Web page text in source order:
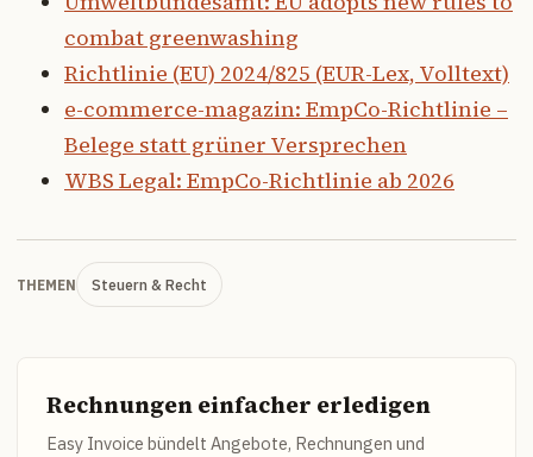
combat greenwashing
Richtlinie (EU) 2024/825 (EUR-Lex, Volltext)
e-commerce-magazin: EmpCo-Richtlinie –
Belege statt grüner Versprechen
WBS Legal: EmpCo-Richtlinie ab 2026
THEMEN Steuern & Recht
Rechnungen einfacher erledigen
Easy Invoice bündelt Angebote, Rechnungen und